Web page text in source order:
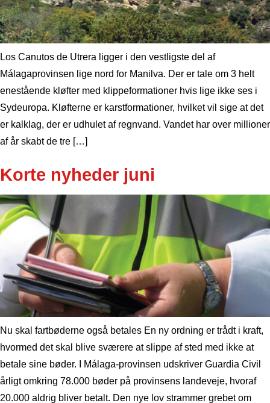
Los Canutos de Utrera ligger i den vestligste del af
Málagaprovinsen lige nord for Manilva. Der er tale om 3 helt
enestående kløfter med klippeformationer hvis lige ikke ses i
Sydeuropa. Kløfterne er karstformationer, hvilket vil sige at det
er kalklag, der er udhulet af regnvand. Vandet har over millioner
af år skabt de tre […]
Korte nyheder juni
Nu skal fartbøderne også betales En ny ordning er trådt i kraft,
hvormed det skal blive sværere at slippe af sted med ikke at
betale sine bøder. I Málaga-provinsen udskriver Guardia Civil
årligt omkring 78.000 bøder på provinsens landeveje, hvoraf
20.000 aldrig bliver betalt. Den nye lov strammer grebet om